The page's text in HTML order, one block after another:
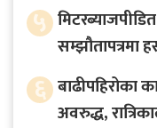
५
सम्झौतापत्रमा
६ बाढीपहिरोका
अवरुद्ध,